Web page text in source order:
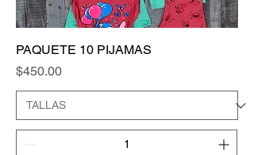
PAQUETE 10 PIJAMAS
Precio
$450.00